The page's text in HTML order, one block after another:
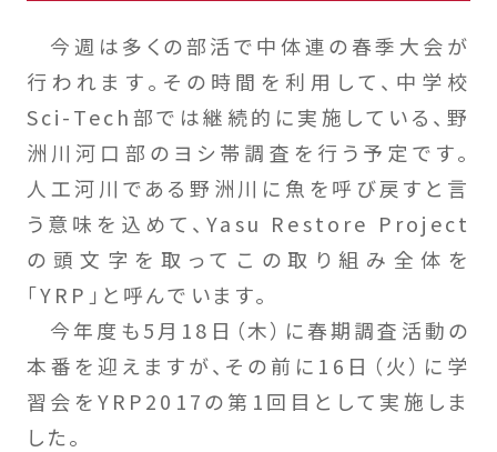
今週は多くの部活で中体連の春季大会が
行われます。その時間を利用して、中学校
Sci-Tech部では継続的に実施している、野
洲川河口部のヨシ帯調査を行う予定です。
人工河川である野洲川に魚を呼び戻すと言
う意味を込めて、Yasu Restore Project
の頭文字を取ってこの取り組み全体を
「YRP」と呼んでいます。
今年度も5月18日（木）に春期調査活動の
本番を迎えますが、その前に16日（火）に学
習会をYRP2017の第1回目として実施しま
した。